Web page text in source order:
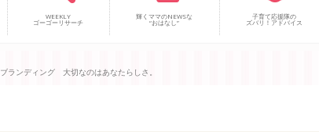
WEEKLY
ゴーゴーリサーチ
輝くママのNEWSな
“おはなし”
子育て応援隊の
ズバリ！アドバイス
ブランディング 大切なのはあなたらしさ。